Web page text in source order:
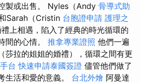
製或出售。 Nyles（Andy 骨導式助
Sarah（Cristin 台胞證申請 護理之
上相遇，陷入了經典的時光循環的
間的心情。 推拿專業證照 他們一遍
莎拉的姐姐的婚禮），循環之間有更
台 快速申請泰國簽證 儘管他們做了
生活和愛的意義。 台北外燴 阿曼達